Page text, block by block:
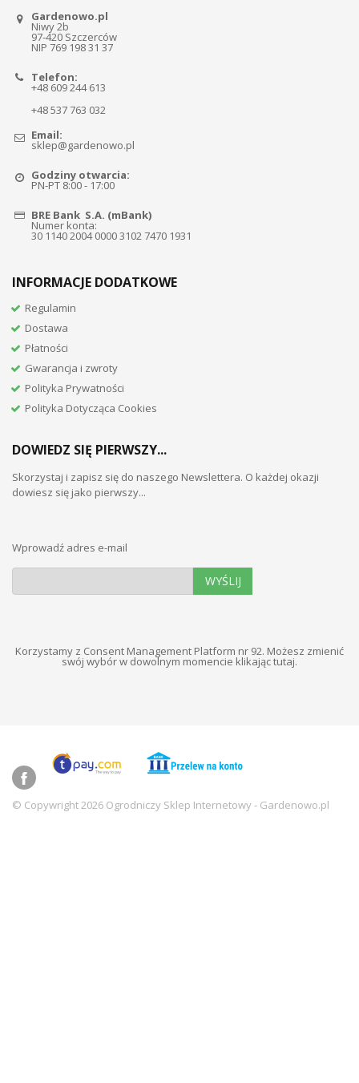
Gardenowo.pl
Niwy 2b
97-420 Szczerców
NIP 769 198 31 37
Telefon:
+48 609 244 613
+48 537 763 032
Email:
sklep@gardenowo.pl
Godziny otwarcia:
PN-PT 8:00 - 17:00
BRE Bank S.A. (mBank)
Numer konta:
30 1140 2004 0000 3102 7470 1931
INFORMACJE DODATKOWE
Regulamin
Dostawa
Płatności
Gwarancja i zwroty
Polityka Prywatności
Polityka Dotycząca Cookies
DOWIEDZ SIĘ PIERWSZY...
Skorzystaj i zapisz się do naszego Newslettera. O każdej okazji
dowiesz się jako pierwszy...
Wprowadź adres e-mail
WYŚLIJ
Korzystamy z Consent Management Platform nr 92. Możesz zmienić
swój wybór w dowolnym momencie klikając tutaj.
© Copywright 2026 Ogrodniczy Sklep Internetowy - Gardenowo.pl